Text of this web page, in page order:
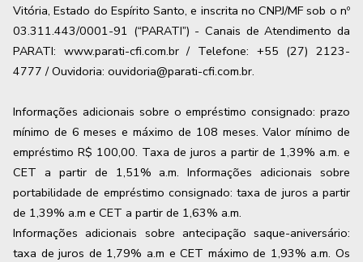
Vitória, Estado do Espírito Santo, e inscrita no CNPJ/MF sob o nº
03.311.443/0001-91 (“PARATI”) - Canais de Atendimento da
PARATI: www.parati-cfi.com.br / Telefone: +55 (27) 2123-
4777 / Ouvidoria: ouvidoria@parati-cfi.com.br.
Informações adicionais sobre o empréstimo consignado: prazo
mínimo de 6 meses e máximo de 108 meses. Valor mínimo de
empréstimo R$ 100,00. Taxa de juros a partir de 1,39% a.m. e
CET a partir de 1,51% a.m. Informações adicionais sobre
portabilidade de empréstimo consignado: taxa de juros a partir
de 1,39% a.m e CET a partir de 1,63% a.m.
Informações adicionais sobre antecipação saque-aniversário:
taxa de juros de 1,79% a.m e CET máximo de 1,93% a.m. Os